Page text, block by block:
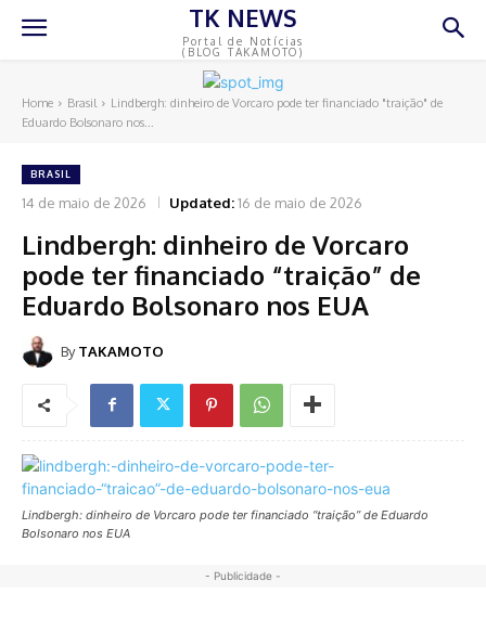
TK NEWS
Portal de Notícias
(BLOG TAKAMOTO)
Home Brasil
Lindbergh: dinheiro de Vorcaro pode ter financiado "traição" de
Eduardo Bolsonaro nos...
BRASIL
14 de maio de 2026 Updated:16 de maio de 2026
Lindbergh: dinheiro de Vorcaro
pode ter financiado “traição” de
Eduardo Bolsonaro nos EUA
By TAKAMOTO
Lindbergh: dinheiro de Vorcaro pode ter financiado “traição” de Eduardo
Bolsonaro nos EUA
- Publicidade -